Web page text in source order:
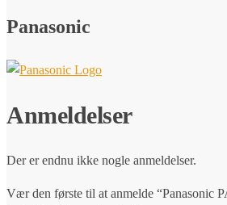
Panasonic
Anmeldelser
Der er endnu ikke nogle anmeldelser.
Vær den første til at anmelde “Panasonic